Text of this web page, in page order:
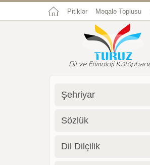
Pitiklər Məqalə Toplusu
Şehriyar
Sözlük
Dil Dilçilik